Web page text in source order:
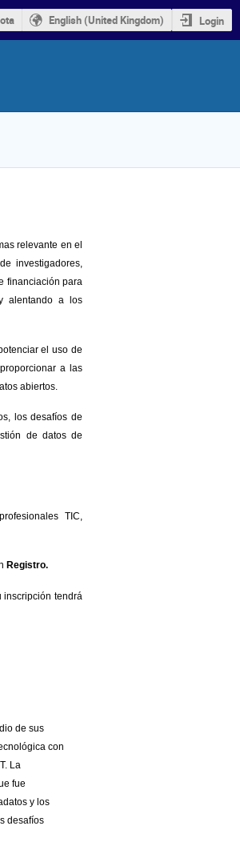
English (United Kingdom) Login
relevante en el
investigadores,
financiación para
alentando a los
el uso de
a las
abiertos.
los desafíos de
de datos de
TIC,
Registro.
inscripción tendrá
de sus
con
La
fue
y los
desafíos